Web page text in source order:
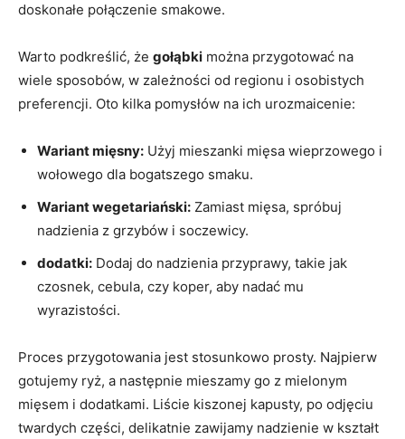
⁤doskonałe ‍połączenie smakowe.
Warto podkreślić, że gołąbki można ⁣przygotować na
wiele​ sposobów, w zależności od regionu⁤ i ⁢osobistych
⁤preferencji. Oto kilka pomysłów​ na ​ich urozmaicenie:
Wariant mięsny: Użyj ⁢mieszanki ⁢mięsa ⁣wieprzowego i
wołowego dla bogatszego smaku.
Wariant wegetariański: Zamiast mięsa, spróbuj
nadzienia ​z⁤ grzybów i⁢ soczewicy.
dodatki: Dodaj ⁢do nadzienia przyprawy, takie ⁢jak
czosnek, ‍cebula, ⁤czy‍ koper, aby ⁣nadać mu
wyrazistości.
Proces przygotowania jest stosunkowo‌ prosty. Najpierw
gotujemy ryż, a ⁣następnie mieszamy go z mielonym
mięsem⁣ i dodatkami.‍ Liście kiszonej kapusty, po odjęciu
twardych‌ części, delikatnie zawijamy nadzienie w kształt